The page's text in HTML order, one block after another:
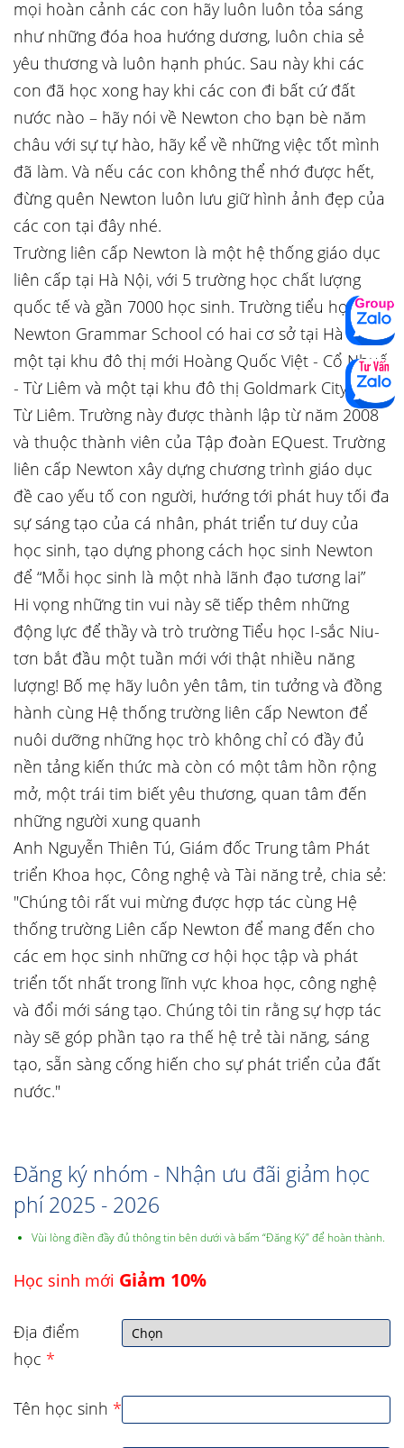
mọi hoàn cảnh các con hãy luôn luôn tỏa sáng
như những đóa hoa hướng dương, luôn chia sẻ
yêu thương và luôn hạnh phúc. Sau này khi các
con đã học xong hay khi các con đi bất cứ đất
nước nào – hãy nói về Newton cho bạn bè năm
châu với sự tự hào, hãy kể về những việc tốt mình
đã làm. Và nếu các con không thể nhớ được hết,
đừng quên Newton luôn lưu giữ hình ảnh đẹp của
các con tại đây nhé.
Trường liên cấp Newton là một hệ thống giáo dục
liên cấp tại Hà Nội, với 5 trường học chất lượng
quốc tế và gần 7000 học sinh. Trường tiểu học
Newton Grammar School có hai cơ sở tại Hà Nội,
một tại khu đô thị mới Hoàng Quốc Việt - Cổ Nhuế
- Từ Liêm và một tại khu đô thị Goldmark City - Bắc
Từ Liêm. Trường này được thành lập từ năm 2008
và thuộc thành viên của Tập đoàn EQuest. Trường
liên cấp Newton xây dựng chương trình giáo dục
đề cao yếu tố con người, hướng tới phát huy tối đa
sự sáng tạo của cá nhân, phát triển tư duy của
học sinh, tạo dựng phong cách học sinh Newton
để “Mỗi học sinh là một nhà lãnh đạo tương lai”
Hi vọng những tin vui này sẽ tiếp thêm những
động lực để thầy và trò trường Tiểu học I-sắc Niu-
tơn bắt đầu một tuần mới với thật nhiều năng
lượng! Bố mẹ hãy luôn yên tâm, tin tưởng và đồng
hành cùng Hệ thống trường liên cấp Newton để
nuôi dưỡng những học trò không chỉ có đầy đủ
nền tảng kiến thức mà còn có một tâm hồn rộng
mở, một trái tim biết yêu thương, quan tâm đến
những người xung quanh
Anh Nguyễn Thiên Tú, Giám đốc Trung tâm Phát
triển Khoa học, Công nghệ và Tài năng trẻ, chia sẻ:
"Chúng tôi rất vui mừng được hợp tác cùng Hệ
thống trường Liên cấp Newton để mang đến cho
các em học sinh những cơ hội học tập và phát
triển tốt nhất trong lĩnh vực khoa học, công nghệ
và đổi mới sáng tạo. Chúng tôi tin rằng sự hợp tác
này sẽ góp phần tạo ra thế hệ trẻ tài năng, sáng
tạo, sẵn sàng cống hiến cho sự phát triển của đất
nước."
Đăng ký nhóm - Nhận ưu đãi giảm học
phí 2025 - 2026
Vùi lòng điền đầy đủ thông tin bên dưới và bấm “Đăng Ký” để hoàn thành.
Học sinh mới Giảm 10%
Địa điểm
học *
Tên học sinh *